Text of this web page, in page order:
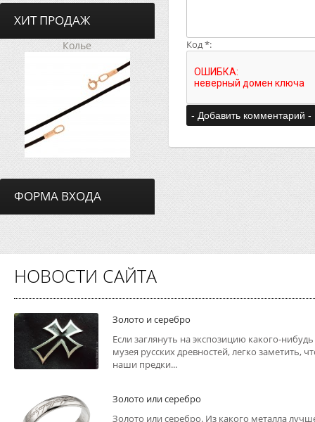
ХИТ ПРОДАЖ
Колье
ФОРМА ВХОДА
Код *:
НОВОСТИ САЙТА
Золото и серебро
Если заглянуть на экспозицию какого-нибудь
музея русских древностей, легко заметить,
наши предки...
Золото или серебро
Золото или серебро. Из какого металла